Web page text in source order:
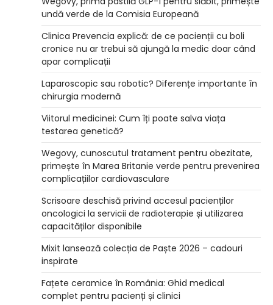
undă verde de la Comisia Europeană
Clinica Prevencia explică: de ce pacienții cu boli
cronice nu ar trebui să ajungă la medic doar când
apar complicații
Laparoscopic sau robotic? Diferențe importante în
chirurgia modernă
Viitorul medicinei: Cum îți poate salva viața
testarea genetică?
Wegovy, cunoscutul tratament pentru obezitate,
primește în Marea Britanie verde pentru prevenirea
complicațiilor cardiovasculare
Scrisoare deschisă privind accesul pacienților
oncologici la servicii de radioterapie și utilizarea
capacităților disponibile
Mixit lansează colecția de Paște 2026 – cadouri
inspirate
Fațete ceramice în România: Ghid medical
complet pentru pacienți și clinici